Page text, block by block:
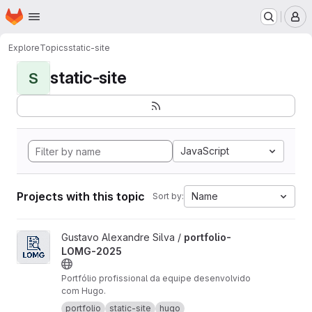
Skip to main content
Homepage
ExploreTopicsstatic-site
S static-site
JavaScript
Projects with this topic Sort by: Name
View portfolio-LOMG-2025 project
Gustavo Alexandre Silva / portfolio-
LOMG-2025
Portfólio profissional da equipe desenvolvido
com Hugo.
portfolio
static-site hugo